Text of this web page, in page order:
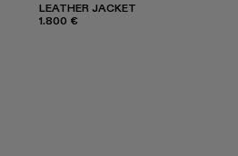
LEATHER JACKET
1.800 €